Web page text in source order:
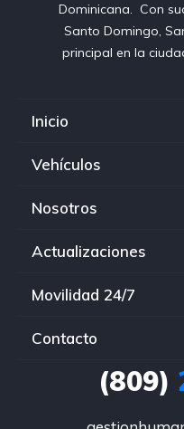
Dominicana⁣. ⁣ Con
Santo Domingo,
principal en la
Inicio
Vehículos
Nosotros
Actualizaciones
Movilidad 24/7
Contacto
(809)